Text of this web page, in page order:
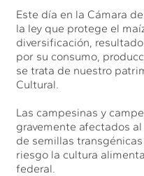
Este día en la Cámara
la ley que protege el
diversificación,
por su consumo,
se trata de nuestro
Cultural.
Las campesinas y
gravemente afectados
de semillas
riesgo la cultura
federal.